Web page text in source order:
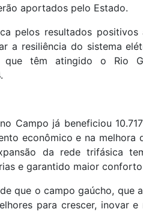
aportados pelo Estado.
pelos resultados positivos
a resiliência do sistema
que têm atingido o Rio
Campo já beneficiou
econômico e na melhora
da rede trifásica
e garantido maior
que o campo gaúcho, que
para crescer, inovar e